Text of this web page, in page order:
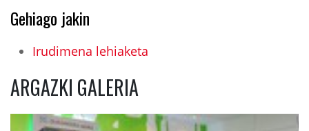
Gehiago jakin
Irudimena lehiaketa
ARGAZKI GALERIA